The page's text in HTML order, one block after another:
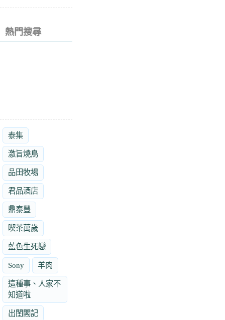
熱門搜尋
泰集
激旨燒鳥
品田牧場
君品酒店
鼎泰豐
喫茶萬歲
藍色生死戀
Sony 羊肉
這種事、人家不
知道啦
出閨閣記